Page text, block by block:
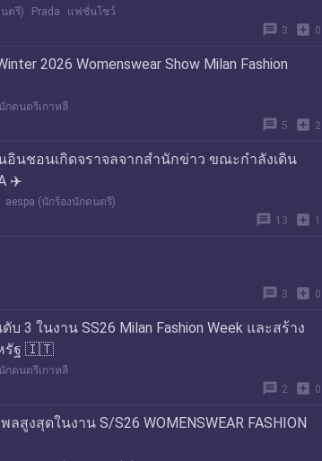
ตรี) Prada
แฟชั่นโชว์
message 3 add_box 0
2026 Womenswear Show Milan Fashion
กดนตรีเกาหลี
message 5 add_box 2
อินชอนเกิดจราจลจากสำนักข่าว ขณะกำลังเดิน
✈️
aespa (นักร้องนักดนตรี)
message 13 add_box 1
message 3 add_box 0
3 ในงาน SS26 Milan Fashion Week และสร้าง
หรัฐ 🇮🇹
กดนตรีเกาหลี
message 2 add_box 0
สูงสุดในงาน S/S26 WOMENSWEAR FASHION